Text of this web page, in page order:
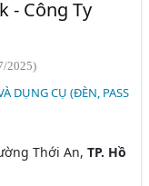
- Công Ty
2025)
DỤNG CỤ (ĐÈN, PASS
Thới An,TP. Hồ